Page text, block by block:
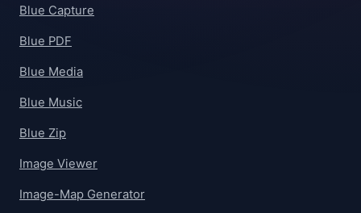
Blue Capture
Blue PDF
Blue Media
Blue Music
Blue Zip
Image Viewer
Image-Map Generator